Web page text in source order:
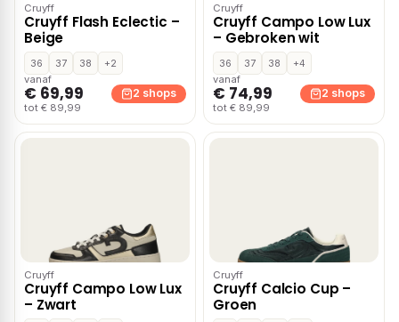
Cruyff
Cruyff Flash Eclectic –
Beige
36 37 38
+2
vanaf
€ 69,99
tot € 89,99
2 shops
Cruyff
Cruyff Campo Low Lux
– Gebroken wit
36 37 38
+4
vanaf
€ 74,99
tot € 89,99
2 shops
Cruyff
Cruyff Campo Low Lux
– Zwart
Cruyff
Cruyff Calcio Cup –
Groen